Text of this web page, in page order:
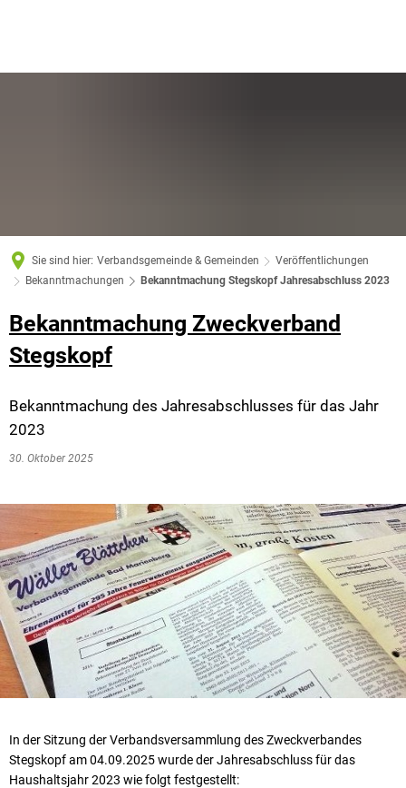
Sie sind hier: Verbandsgemeinde & Gemeinden
Veröffentlichungen
Bekanntmachungen
Bekanntmachung Stegskopf Jahresabschluss 2023
Bekanntmachung Zweckverband
Stegskopf
Bekanntmachung des Jahresabschlusses für das Jahr
2023
30. Oktober 2025
In der Sitzung der Verbandsversammlung des Zweckverbandes
Stegskopf am 04.09.2025 wurde der Jahresabschluss für das
Haushaltsjahr 2023 wie folgt festgestellt: